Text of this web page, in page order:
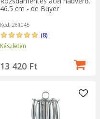
46.5 cm - de Buyer
Kód: 261045
(8)
Készleten
13 420 Ft